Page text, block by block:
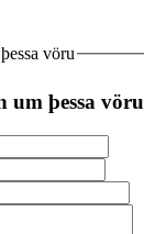
vöru
um þessa vöru